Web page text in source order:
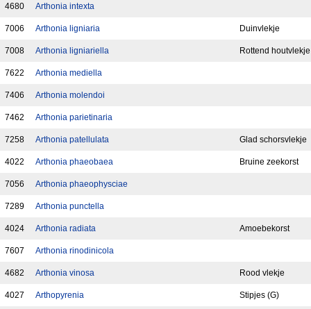
4680 Arthonia intexta
7006 Arthonia ligniaria Duinvlekje
7008 Arthonia ligniariella Rottend houtvlekje
7622 Arthonia mediella
7406 Arthonia molendoi
7462 Arthonia parietinaria
7258 Arthonia patellulata Glad schorsvlekje
4022 Arthonia phaeobaea Bruine zeekorst
7056 Arthonia phaeophysciae
7289 Arthonia punctella
4024 Arthonia radiata Amoebekorst
7607 Arthonia rinodinicola
4682 Arthonia vinosa Rood vlekje
4027 Arthopyrenia Stipjes (G)